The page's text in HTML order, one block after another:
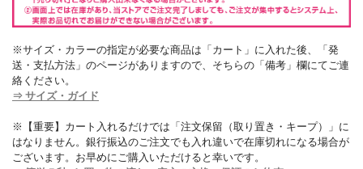
※サイズ・カラーの指定が必要な商品は「カート」に入れた後、「発
送・支払方法」のページがありますので、そちらの「備考」欄にてご連
絡ください。
⇒ サイズ・ガイド
※【重要】カート入れるだけでは「注文保留（取り置き・キープ）」に
はなりません。銀行振込のご注文でも入れ違いで在庫切れになる場合が
ございます。お早めにご購入いただけると幸いです。